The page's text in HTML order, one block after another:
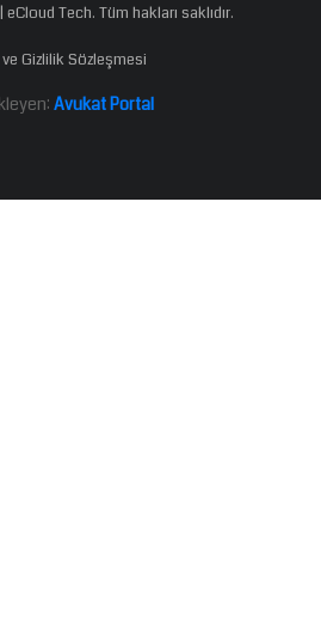
Tech. Tüm hakları saklıdır.
ve Gizlilik Sözleşmesi
Avukat Portal